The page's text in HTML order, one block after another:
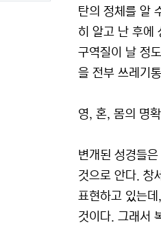
탄의 정체를 알
히 알고 난 후에
구역질이 날 정
을 전부 쓰레기
영, 혼, 몸의 명
변개된 성경들
것으로 안다. 창
표현하고 있는
것이다. 그래서